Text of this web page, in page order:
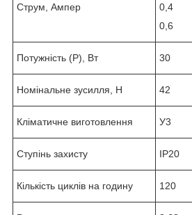
Струм, Ампер
0,4
0,6
Потужність (Р), Вт 30
Номінальне зусилля, Н 42
Кліматичне виготовлення У3
Ступінь захисту IP20
Кількість циклів на годину 120